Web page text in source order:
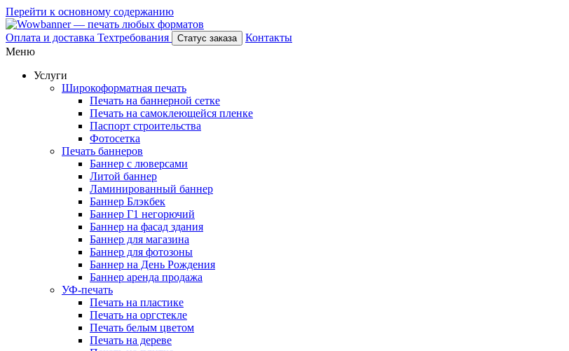
Перейти к основному содержанию
Оплата и доставка Техтребования Статус заказа
Контакты
Меню
Услуги
Широкоформатная печать
Печать на баннерной сетке
Печать на самоклеющейся пленке
Паспорт строительства
Фотосетка
Печать баннеров
Баннер с люверсами
Литой баннер
Ламинированный баннер
Баннер Блэкбек
Баннер Г1 негорючий
Баннер на фасад здания
Баннер для магазина
Баннер для фотозоны
Баннер на День Рождения
Баннер аренда продажа
УФ-печать
Печать на пластике
Печать на оргстекле
Печать белым цветом
Печать на дереве